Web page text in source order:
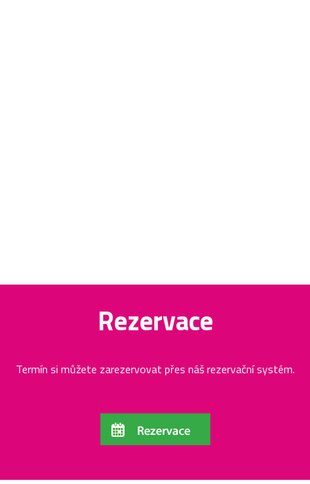
Rezervace
Termín si můžete zarezervovat přes náš rezervační systém.